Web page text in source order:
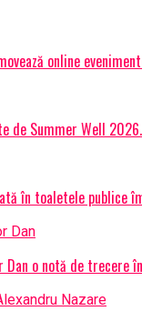
online
de Summer Well
în toaletele publice
Dan o notă de trecere